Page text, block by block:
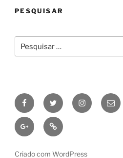
PESQUISAR
Pesquisar
por:
FacebookTwitter InstagramEmail
Google+Pinterest
Criado com WordPress